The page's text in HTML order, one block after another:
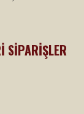
SİPARİŞLER